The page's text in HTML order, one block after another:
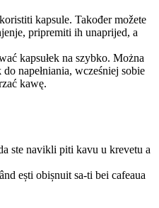
kapsule. Također možete
pripremiti ih unaprijed, a
kapsułek na szybko. Można
napełniania, wcześniej sobie
kawę.
ste navikli piti kavu u krevetu a
ești obișnuit sa-ti bei cafeaua